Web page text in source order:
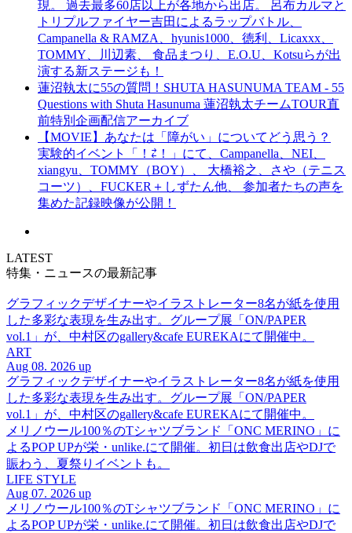
現。 過去最多60店以上が各地から出店。 呂布カルマと
トリプルファイヤー吉田によるラップバトル、
Campanella & RAMZA、hyunis1000、徳利、Licaxxx、
TOMMY、川辺素、 食品まつり、E.O.U、Kotsuらが出
演する新ステージも！
蓮沼執太に55の質問！SHUTA HASUNUMA TEAM - 55
Questions with Shuta Hasunuma 蓮沼執太チームTOUR直
前特別企画配信アーカイブ
【MOVIE】あなたは「障がい」についてどう思う？
実験的イベント「！⇄！」にて、Campanella、NEI、
xiangyu、TOMMY（BOY）、 大橋裕之、さや（テニス
コーツ）、FUCKER＋しずたん他、 参加者たちの声を
集めた記録映像が公開！
LATEST
特集・ニュースの最新記事
グラフィックデザイナーやイラストレーター8名が紙を使用
した多彩な表現を生み出す。グループ展「ON/PAPER
vol.1」が、中村区のgallery&cafe EUREKAにて開催中。
ART
Aug 08. 2026 up
グラフィックデザイナーやイラストレーター8名が紙を使用
した多彩な表現を生み出す。グループ展「ON/PAPER
vol.1」が、中村区のgallery&cafe EUREKAにて開催中。
メリノウール100％のTシャツブランド「ONC MERINO」に
よるPOP UPが栄・unlike.にて開催。初日は飲食出店やDJで
賑わう、夏祭りイベントも。
LIFE STYLE
Aug 07. 2026 up
メリノウール100％のTシャツブランド「ONC MERINO」に
よるPOP UPが栄・unlike.にて開催。初日は飲食出店やDJで